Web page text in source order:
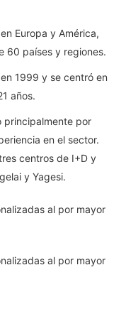
Europa y América,
60 países y regiones.
1999 y se centró en
años.
principalmente por
en el sector.
centros de I+D y
y Yagesi.